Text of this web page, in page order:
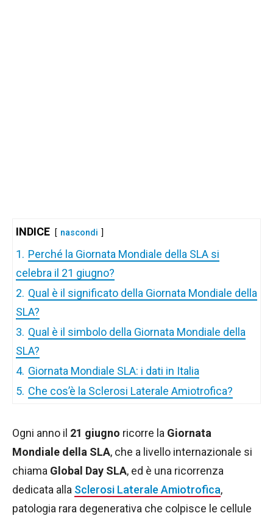
INDICE nascondi
1. Perché la Giornata Mondiale della SLA si
celebra il 21 giugno?
2. Qual è il significato della Giornata Mondiale della
SLA?
3. Qual è il simbolo della Giornata Mondiale della
SLA?
4. Giornata Mondiale SLA: i dati in Italia
5. Che cos’è la Sclerosi Laterale Amiotrofica?
Ogni anno il 21 giugno ricorre la Giornata
Mondiale della SLA, che a livello internazionale si
chiama Global Day SLA, ed è una ricorrenza
dedicata alla Sclerosi Laterale Amiotrofica,
patologia rara degenerativa che colpisce le cellule